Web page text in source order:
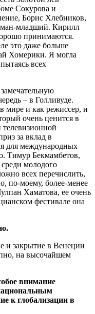
Сокурова и
Борис Хлебников,
младший. Кирилл
принимаются.
это даже больше
Хомерики. Я могла
всех
– в Голливуде.
мире и как режиссер, и
очень ценится в
за вклад в
для международных
Тимур Бекмамбетов,
молодого
всех перечислить,
по-моему, более-менее
Хаматова, ее очень
фестивале она
и закрытие в Венеции
на высочайшем
внимание
к глобализации в